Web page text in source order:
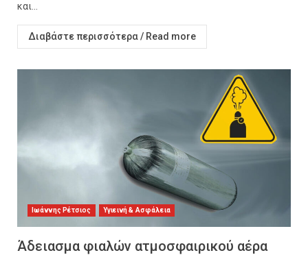
και...
Διαβάστε περισσότερα / Read more
Ιωάννης Ρέτσιος Υγιεινή & Ασφάλεια
Άδειασμα φιαλών ατμοσφαιρικού αέρα